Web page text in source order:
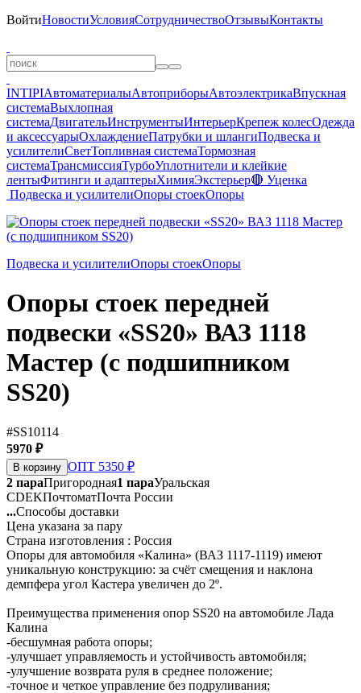
ВойтиНовостиУсловияСотрудничествоОтзывыКонтакты
INTIPIАвтоматериалыАвтоприборыАвтоэлектрикаВпускная
системаВыхлопная
системаДвигательИнструментыИнтерьерКрепеж колесОдежда
и аксессуарыОхлаждениеПатрубки и шлангиПодвеска и
усилителиСветТопливная системаТормозная
системаТрансмиссияТурбоУплотнители и клейкие
лентыФитинги и адаптерыХимияЭкстерьер🔴 Уценка
Подвеска и усилителиОпоры стоекОпоры
Подвеска и усилителиОпоры стоекОпоры
Опоры стоек передней
подвески «SS20» ВАЗ 1118
Мастер (с подшипником
SS20)
#SS10114
5970 ₽
В корзину ОПТ 5350 ₽
2 параПригородная1 параУральская
CDEKПочтоматПочта России
...Способы доставки
Цена указана за пару
Страна изготовления : Россия
Опоры для автомобиля «Калина» (ВАЗ 1117-1119) имеют
уникальную конструкцию: за счёт смещения и наклона
демпфера угол Кастера увеличен до 2º.
Преимущества применения опор SS20 на автомобиле Лада
Калина
-бесшумная работа опоры;
-улучшает управляемость и устойчивость автомобиля;
-улучшение возврата руля в среднее положение;
-точное и четкое управление без подруливания;